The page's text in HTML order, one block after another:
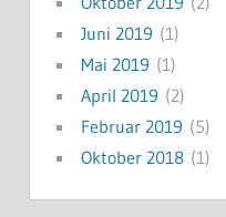
Juni 2019 (1)
Mai 2019 (1)
April 2019 (2)
Februar 2019 (5)
Oktober 2018(1)